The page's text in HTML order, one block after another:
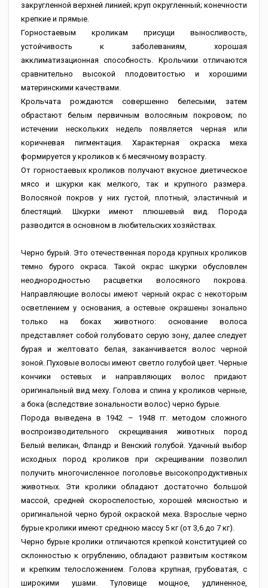
закругленной верхней линией; круп округленный; конечности
крепкие и прямые.
Горностаевым кроликам присущи выносливость,
устойчивость к заболеваниям, хорошая
акклиматизационная способность. Крольчихи отличаются
сравнительно высокой плодовитостью и хорошими
материнскими качествами.
Крольчата рождаются совершенно белесыми, затем
обрастают белым первичным волосяным покровом; по
истечении нескольких недель появляется черная или
коричневая пигментация. Характерная окраска меха
формируется у кроликов к 6 месячному возрасту.
От горностаевых кроликов получают вкусное диетическое
мясо и шкурки как мелкого, так и крупного размера.
Волосяной покров у них густой, плотный, эластичный и
блестящий. Шкурки имеют плюшевый вид. Порода
разводится в основном в любительских хозяйствах.
Черно бурый. Это отечественная порода крупных кроликов
темно бурого окраса. Такой окрас шкурки обусловлен
неоднородностью расцветки волосяного покрова.
Направляющие волосы имеют черный окрас с некоторым
осветлением у основания, а остевые окрашены зонально
только на боках животного: основание волоса
представляет собой голубовато серую зону, далее следует
бурая и желтовато белая, заканчивается волос черной
зоной. Пуховые волосы имеют светло голубой цвет. Черные
кончики остевых и направляющих волос придают
оригинальный вид меху. Голова и спина у кроликов черные,
а бока (вследствие зональности волос) черно бурые.
Порода выведена в 1942 – 1948 гг. методом сложного
воспроизводительного скрещивания животных пород
Белый великан, Фландр и Венский голубой. Удачный выбор
исходных пород кроликов при скрещивании позволил
получить многочисленное поголовье высокопродуктивных
животных. Эти кролики обладают достаточно большой
массой, средней скороспелостью, хорошей мясностью и
оригинальной черно бурой окраской меха. Взрослые черно
бурые кролики имеют среднюю массу 5 кг (от 3,6 до 7 кг).
Черно бурые кролики отличаются крепкой конституцией со
склонностью к огрублению, обладают развитым костяком
и крепким телосложением. Голова крупная, грубоватая, с
широкими ушами. Туловище мощное, удлиненное,